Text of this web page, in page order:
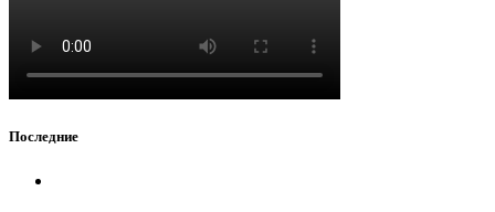
Последние